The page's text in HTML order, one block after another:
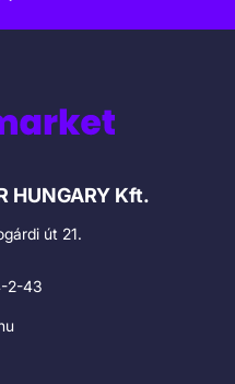
HUNGARY Kft.
út 21.
2-43